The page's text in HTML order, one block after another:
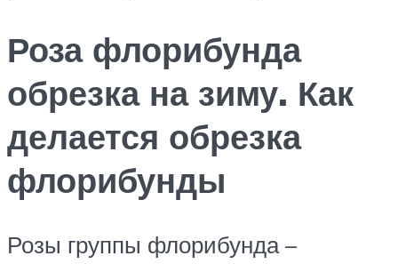
Роза флорибунда
обрезка на зиму. Как
делается обрезка
флорибунды
Розы группы флорибунда –